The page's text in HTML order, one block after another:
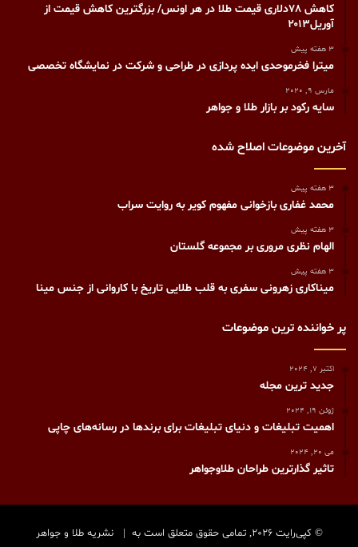
کاهش ۷۸دلاری قیمت طلا در هر اونس/ بزرگترین کاهش قیمت از
آوریل۲۰۱۳
3 هفته پیش
میترا فخرموحدی ایده پردازی در طراحی و شرکت در نمایشگاه تخصصی
مارس 9, 2020
سایه رکود بر بازار طلا و جواهر
آخرین موضوعات اصلاح شده
3 هفته پیش
محمد غفاری بازخوانی مفهوم کویر به روایت سراب
3 هفته پیش
الهام نظری مروری بر مجموعه گلستان
3 هفته پیش
میناکاری زهرونی سفری به قلب طلایی تاریخ با کاروانی از جنس مینا
پر خواننده ترین موضوعات
اکتبر 7, 2024
جدید ترین مجله
ژوئن 19, 2024
اهمیت تبلیغات و دنیای تبلیغات برای برندها در رسانه‌های چاپی
می 20, 2024
تاثیر گذارترین طراحان طلاوجواهر
© کپی‌رایت 2026, تمامی حقوق متعلق است به | نشریه طلا و جواهر